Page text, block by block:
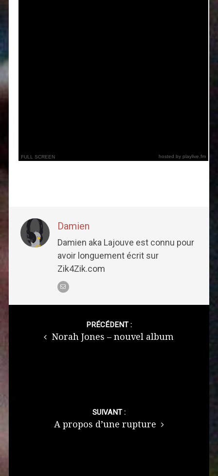
FULL SCREEN hosted by playlive.fm
Damien
Damien aka Lajouve est connu pour
avoir longuement écrit sur
Zik4Zik.com
PRÉCÉDENT :
Norah Jones – nouvel album
SUIVANT :
A propos d’une rupture